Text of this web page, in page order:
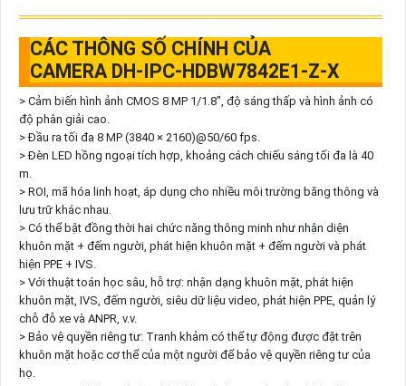
CÁC THÔNG SỐ CHÍNH CỦA
CAMERA DH-IPC-HDBW7842E1-Z-X
> Cảm biến hình ảnh CMOS 8 MP 1/1.8", độ sáng thấp và hình ảnh có
độ phân giải cao.
> Đầu ra tối đa 8 MP (3840 × 2160)@50/60 fps.
> Đèn LED hồng ngoại tích hợp, khoảng cách chiếu sáng tối đa là 40
m.
> ROI, mã hóa linh hoạt, áp dụng cho nhiều môi trường băng thông và
lưu trữ khác nhau.
> Có thể bật đồng thời hai chức năng thông minh như nhận diện
khuôn mặt + đếm người, phát hiện khuôn mặt + đếm người và phát
hiện PPE + IVS.
> Với thuật toán học sâu, hỗ trợ: nhận dạng khuôn mặt, phát hiện
khuôn mặt, IVS, đếm người, siêu dữ liệu video, phát hiện PPE, quản lý
chỗ đỗ xe và ANPR, v.v.
> Bảo vệ quyền riêng tư: Tranh khảm có thể tự động được đặt trên
khuôn mặt hoặc cơ thể của một người để bảo vệ quyền riêng tư của
họ.